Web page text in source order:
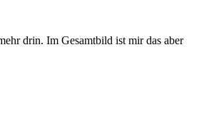
drin. Im Gesamtbild ist mir das aber